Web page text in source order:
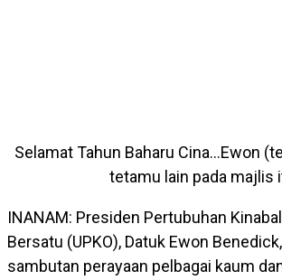
Selamat Tahun Baharu Cina…Ewon
tetamu lain pada majlis
INANAM: Presiden Pertubuhan
Bersatu (UPKO), Datuk Ewon
sambutan perayaan pelbagai kaum